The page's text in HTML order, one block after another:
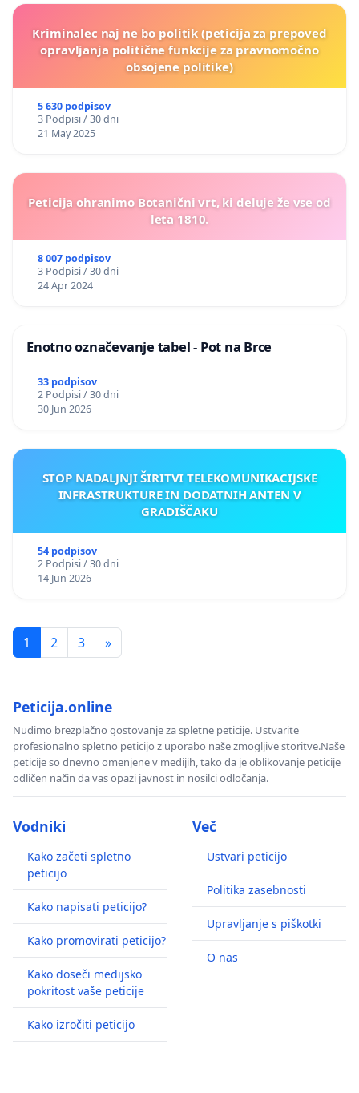
Kriminalec naj ne bo politik (peticija za prepoved
opravljanja politične funkcije za pravnomočno
obsojene politike)
5 630 podpisov
3 Podpisi / 30 dni
21 May 2025
Peticija ohranimo Botanični vrt, ki deluje že vse od
leta 1810.
8 007 podpisov
3 Podpisi / 30 dni
24 Apr 2024
Enotno označevanje tabel - Pot na Brce
33 podpisov
2 Podpisi / 30 dni
30 Jun 2026
STOP NADALJNJI ŠIRITVI TELEKOMUNIKACIJSKE
INFRASTRUKTURE IN DODATNIH ANTEN V
GRADIŠČAKU
54 podpisov
2 Podpisi / 30 dni
14 Jun 2026
1 2 3 »
Peticija.online
Nudimo brezplačno gostovanje za spletne peticije. Ustvarite
profesionalno spletno peticijo z uporabo naše zmogljive storitve.Naše
peticije so dnevno omenjene v medijih, tako da je oblikovanje peticije
odličen način da vas opazi javnost in nosilci odločanja.
Vodniki
Kako začeti spletno
peticijo
Kako napisati peticijo?
Kako promovirati peticijo?
Kako doseči medijsko
pokritost vaše peticije
Kako izročiti peticijo
Več
Ustvari peticijo
Politika zasebnosti
Upravljanje s piškotki
O nas